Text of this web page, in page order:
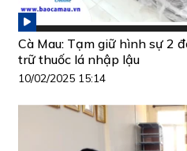
Cà Mau: Tạm giữ hình sự 2
trữ thuốc lá nhập lậu
10/02/2025 15:14